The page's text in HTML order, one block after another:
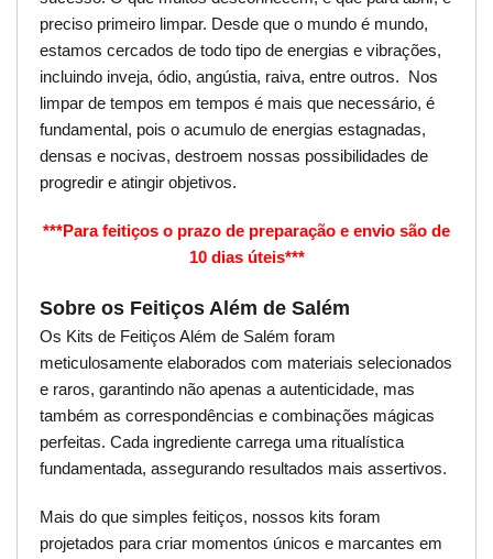
preciso primeiro limpar. Desde que o mundo é mundo,
estamos cercados de todo tipo de energias e vibrações,
incluindo inveja, ódio, angústia, raiva, entre outros. Nos
limpar de tempos em tempos é mais que necessário, é
fundamental, pois o acumulo de energias estagnadas,
densas e nocivas, destroem nossas possibilidades de
progredir e atingir objetivos.
***Para feitiços o prazo de preparação e envio são de
10 dias úteis***
Sobre os Feitiços Além de Salém
Os Kits de Feitiços Além de Salém foram
meticulosamente elaborados com materiais selecionados
e raros, garantindo não apenas a autenticidade, mas
também as correspondências e combinações mágicas
perfeitas. Cada ingrediente carrega uma ritualística
fundamentada, assegurando resultados mais assertivos.
Mais do que simples feitiços, nossos kits foram
projetados para criar momentos únicos e marcantes em